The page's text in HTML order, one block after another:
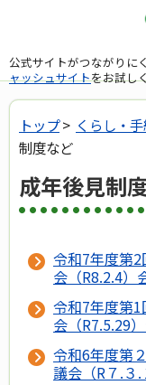
公式サイトがつながりに
ャッシュサイトをお試し
トップ> くらし・
制度など
成年後見制
令和7年度第
会（R8.2.4）
令和7年度第
会（R7.5.29
令和6年度第
議会（R７.３